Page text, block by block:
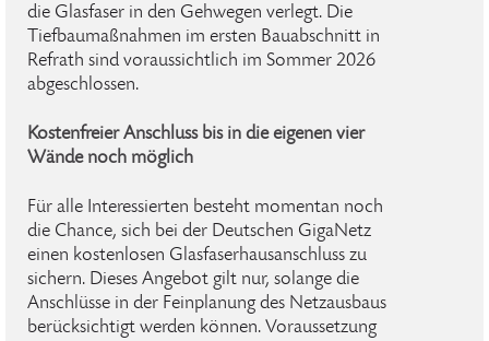
die Glasfaser in den Gehwegen verlegt. Die
Tiefbaumaßnahmen im ersten Bauabschnitt in
Refrath sind voraussichtlich im Sommer 2026
abgeschlossen.
Kostenfreier Anschluss bis in die eigenen vier
Wände noch möglich
Für alle Interessierten besteht momentan noch
die Chance, sich bei der Deutschen GigaNetz
einen kostenlosen Glasfaserhausanschluss zu
sichern. Dieses Angebot gilt nur, solange die
Anschlüsse in der Feinplanung des Netzausbaus
berücksichtigt werden können. Voraussetzung